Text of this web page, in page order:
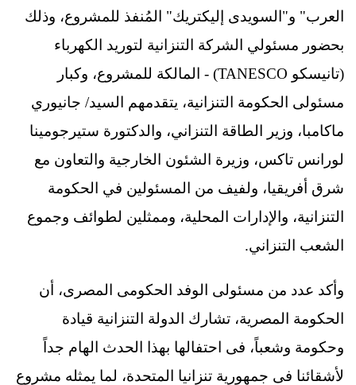
العرب" و"السويدى إليكتريك" المُنفذ للمشروع، وذلك
بحضور مسئولي الشركة التنزانية لتوريد الكهرباء
(تانيسكو TANESCO) - المالكة للمشروع، وكبار
مسئولى الحكومة التنزانية، يتقدمهم السيد/ جانيوري
ماكامبا، وزير الطاقة التنزاني، والدكتورة ستيرجومينا
لورانس تاكس، وزيرة الشئون الخارجية والتعاون مع
شرق أفريقيا، ولفيف من المسئولين في الحكومة
التنزانية، والإدارات المحلية، وممثلين لطوائف وجموع
الشعب التنزاني.
وأكد عدد من مسئولى الوفد الحكومى المصرى، أن
الحكومة المصرية، تشارك الدولة التنزانية قيادة
وحكومة وشعباً، فى احتفالها بهذا الحدث الهام جداً
لأشقائنا فى جمهورية تنزانيا المتحدة، لما يمثله مشروع